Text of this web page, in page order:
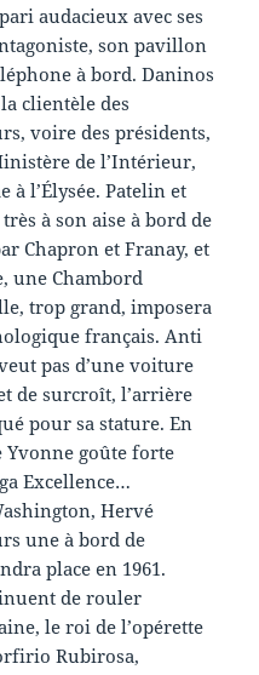
audacieux avec ses
son pavillon
à bord. Daninos
clientèle des
voire des présidents,
de l’Intérieur,
à l’Élysée. Patelin et
à son aise à bord de
Chapron et Franay, et
une Chambord
trop grand, imposera
français. Anti
pas d’une voiture
de surcroît, l’arrière
pour sa stature. En
Yvonne goûte forte
Excellence…
Hervé
une à bord de
place en 1961.
de rouler
le roi de l’opérette
Rubirosa,